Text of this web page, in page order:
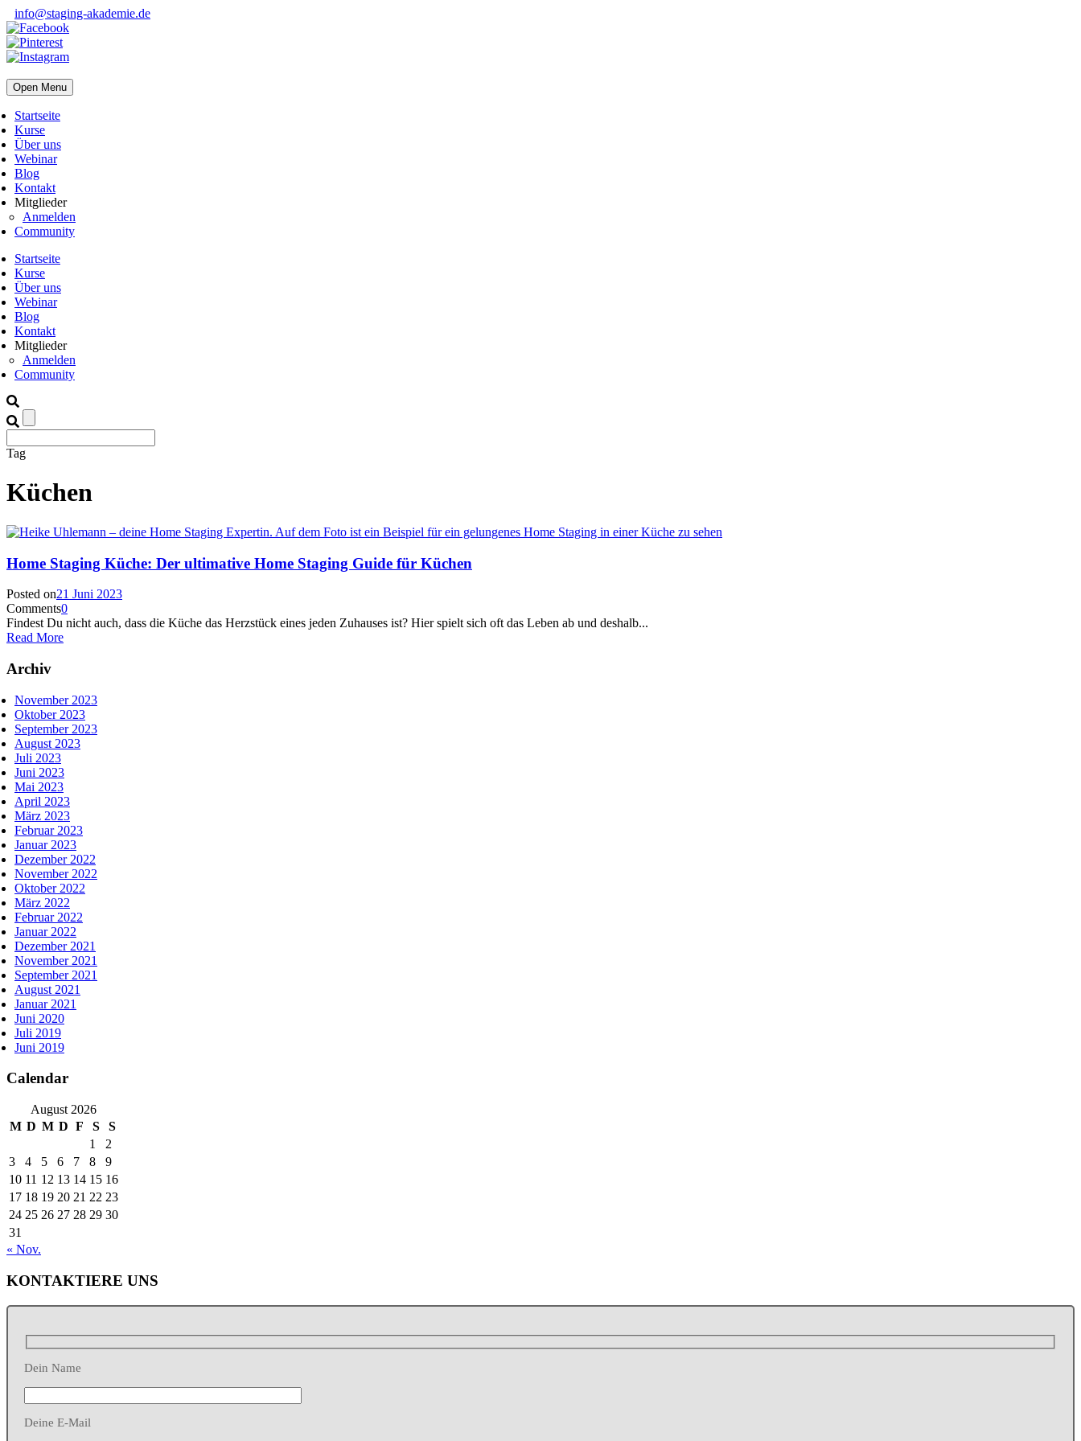
info@staging-akademie.de
Open Menu
Startseite
Kurse
Über uns
Webinar
Blog
Kontakt
Mitglieder
Anmelden
Community
Startseite
Kurse
Über uns
Webinar
Blog
Kontakt
Mitglieder
Anmelden
Community
Tag
Küchen
Home Staging Küche: Der ultimative Home Staging Guide für Küchen
Posted on21 Juni 2023
Comments0
Findest Du nicht auch, dass die Küche das Herzstück eines jeden Zuhauses ist? Hier spielt sich oft das Leben ab und deshalb...
Read More
Archiv
November 2023
Oktober 2023
September 2023
August 2023
Juli 2023
Juni 2023
Mai 2023
April 2023
März 2023
Februar 2023
Januar 2023
Dezember 2022
November 2022
Oktober 2022
März 2022
Februar 2022
Januar 2022
Dezember 2021
November 2021
September 2021
August 2021
Januar 2021
Juni 2020
Juli 2019
Juni 2019
Calendar
August 2026
M D M D F S
S
1
2
3
4 5 6 7 8
9
10 11 12 13 14 15 16
17 18 19 20 21 22 23
24 25 26 27 28 29 30
31
« Nov.
KONTAKTIERE UNS
Dein Name
Deine E-Mail